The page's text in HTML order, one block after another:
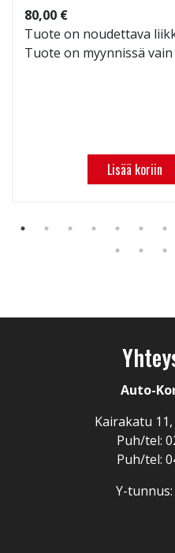
80,00 €
Tuote on noudettava
Tuote on myynnissä vain
Lisää koriin
Auto-
Kairakatu
Puh/tel:
Puh/tel:
Y-tunnus: